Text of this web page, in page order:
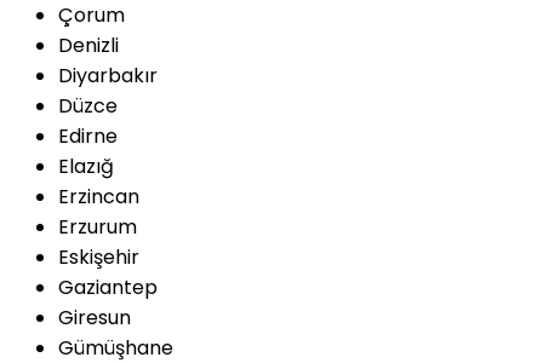
Çorum
Denizli
Diyarbakır
Düzce
Edirne
Elazığ
Erzincan
Erzurum
Eskişehir
Gaziantep
Giresun
Gümüşhane